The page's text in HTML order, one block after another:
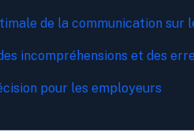
de la communication sur
incompréhensions et des
pour les employeurs